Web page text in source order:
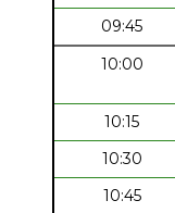
09:45
10:00
10:15
10:30
10:45